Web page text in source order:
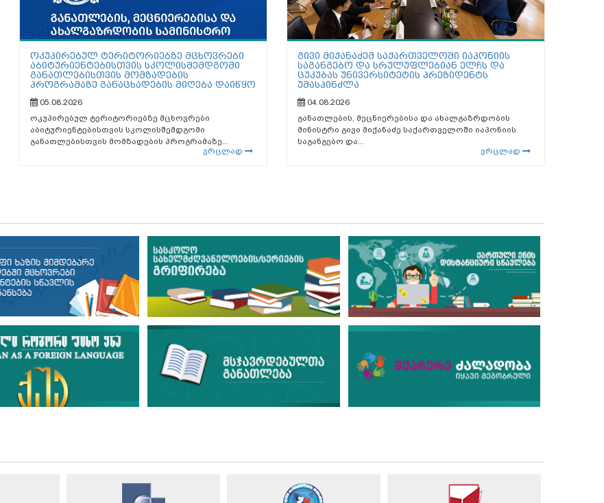
ოკუპირებულ ტერიტორიებზე მცხოვრები
აბიტურიენტებისთვის სკოლისშემდგომი
განათლებისთვის მომზადების
პროგრამაზე განაცხადების მიღება დაიწყო
05.08.2026
ოკუპირებულ ტერიტორიებზე მცხოვრები
აბიტურიენტებისთვის სკოლისშემდგომი
განათლებისთვის მომზადების პროგრამაზე...
ვრცლად
გივი მიქანაძემ საქართველოში იაპონიის
საგანგებო და სრულუფლებიან ელჩს და
ცუკუბას უნივერსიტეტის პრეზიდენტს
უმასპინძლა
04.08.2026
განათლების, მეცნიერებისა და ახალგაზრდობის
მინისტრი გივი მიქანაძე საქართველოში იაპონიის
საგანგებო და...
ვრცლად